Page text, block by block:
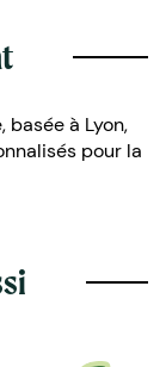
à Lyon,
pour la